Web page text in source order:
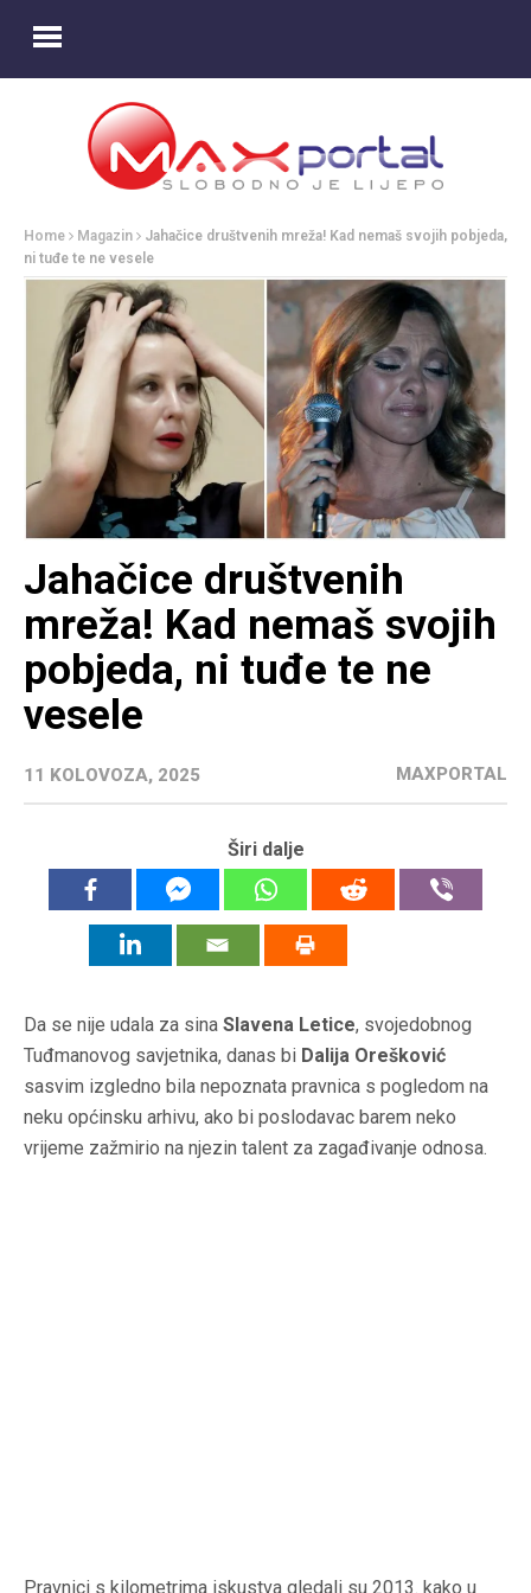
Home Magazin
Jahačice društvenih mreža! Kad nemaš svojih pobjeda,
ni tuđe te ne vesele
Jahačice društvenih
mreža! Kad nemaš svojih
pobjeda, ni tuđe te ne
vesele
11 KOLOVOZA, 2025 MAXPORTAL
Širi dalje
Da se nije udala za sina Slavena Letice, svojedobnog
Tuđmanovog savjetnika, danas bi Dalija Orešković
sasvim izgledno bila nepoznata pravnica s pogledom na
neku općinsku arhivu, ako bi poslodavac barem neko
vrijeme zažmirio na njezin talent za zagađivanje odnosa.
Pravnici s kilometrima iskustva gledali su 2013. kako u